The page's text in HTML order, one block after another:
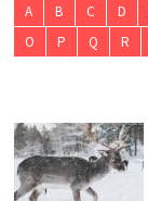
A B C D
O
P Q R